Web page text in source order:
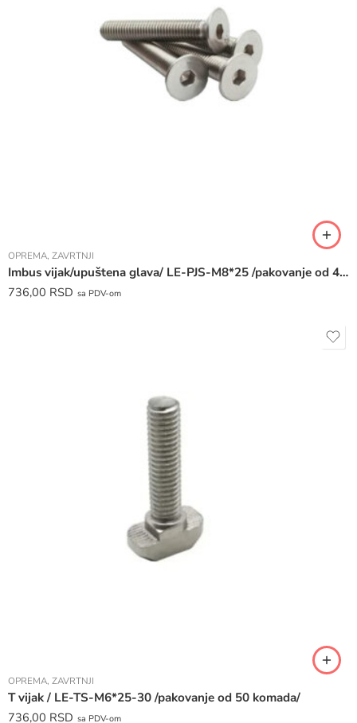
OPREMA, ZAVRTNJI
Imbus vijak/upuštena glava/ LE-PJS-M8*25 /pakovanje od 40 komada /
736,00 RSD sa PDV-om
OPREMA, ZAVRTNJI
T vijak / LE-TS-M6*25-30 /pakovanje od 50 komada/
736,00 RSD sa PDV-om